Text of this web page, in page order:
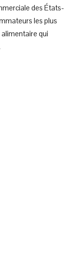
des États-
les plus
qui